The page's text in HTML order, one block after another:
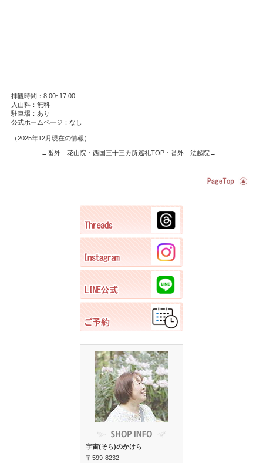
拝観時間：8:00~17:00
入山料：無料
駐車場：あり
公式ホームページ：なし
（2025年12月現在の情報）
←番外 花山院・ 西国三十三カ所巡礼TOP・ 番外 法起院→
宇宙(そら)のかけら
〒599-8232